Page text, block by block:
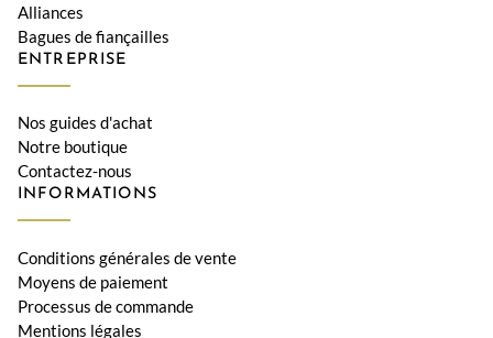
Alliances
Bagues de fiançailles
ENTREPRISE
Nos guides d'achat
Notre boutique
Contactez-nous
INFORMATIONS
Conditions générales de vente
Moyens de paiement
Processus de commande
Mentions légales